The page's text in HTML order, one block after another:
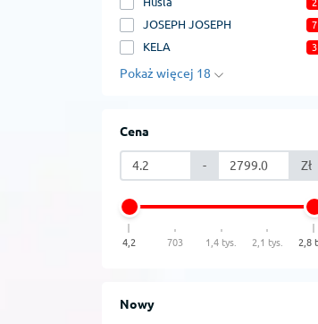
2
JOSEPH JOSEPH 7
KELA 3
Pokaż więcej 18
Cena
- Zł
4,2 703 1,4 tys. 2,1 tys. 2,8
Nowy